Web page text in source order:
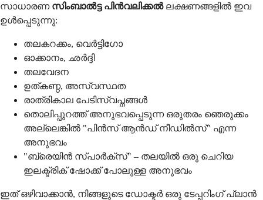
സാധാരണ സിംബാൽട്ട പിൻവലിക്കൽലക്ഷണങ്ങളിൽ ഇവ
ഉൾപ്പെടുന്നു:
തലകറക്കം, വെർട്ടിഗോ
ഓക്കാനം, ഛർദ്ദി
തലവേദന
ഉത്കണ്ഠ, അസ്വസ്ഥത
രാത്രികാല പേടിസ്വപ്നങ്ങൾ
തൊലിപ്പുറത്ത് അനുഭവപ്പെടുന്ന ഒരുതരം ഞെരുക്കം
അല്ലെങ്കിൽ "പിൻസ് ആൻഡ് നീഡിൽസ്" എന്ന
അനുഭവം
"ബ്രെയിൻ സ്പാർക്സ്" – തലയിൽ ഒരു ചെറിയ
ഇലക്ട്രിക് ഷോക്ക് പോലുള്ള അനുഭവം
ഇത് ഒഴിവാക്കാൻ, നിങ്ങളുടെ ഡോക്ടർ ഒരു ടേപ്പറിംഗ് പ്ലാൻ